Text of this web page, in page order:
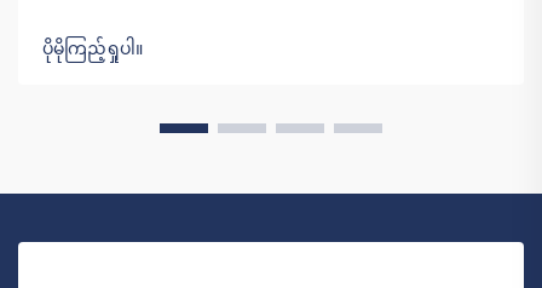
ပါသည်။ ဖူချိုး စိုင်ပူလန် ကုန်သွယ်ရေးကုမ္ပဏီသည် ဤဘက်ပ
က်ခ်များကို အမြောက်အမြားအော်ဒါထုတ်ပြီး အမှတ်တံဆိပ်
ပိုမိုကြည့်ရှုပါ။